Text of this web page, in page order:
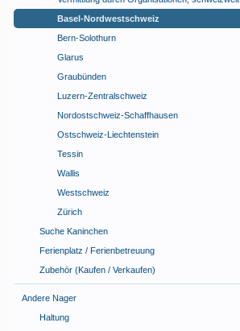
Basel-Nordwestschweiz
Bern-Solothurn
Glarus
Graubünden
Luzern-Zentralschweiz
Nordostschweiz-Schaffhausen
Ostschweiz-Liechtenstein
Tessin
Wallis
Westschweiz
Zürich
Suche Kaninchen
Ferienplatz / Ferienbetreuung
Zubehör (Kaufen / Verkaufen)
Andere Nager
Haltung